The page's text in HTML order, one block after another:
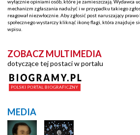
wyłącznie opiniami osób, które je zamieszczają. Wydawca
mechanizm zgłaszania nadużyć i w przypadku takiego
reagował niezwłocznie. Aby zgłosić post naruszający
społecznego wystarczy kliknąć ikonę flagi, która znajduje
wpisu.
ZOBACZ MULTIMEDIA
dotyczące tej postaci w portalu
MEDIA